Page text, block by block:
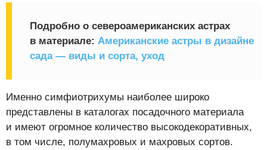
Подробно о североамериканских астрах
в материале: Американские астры в дизайне
сада — виды и сорта, уход
Именно симфиотрихумы наиболее широко
представлены в каталогах посадочного материала
и имеют огромное количество высокодекоративных,
в том числе, полумахровых и махровых сортов.